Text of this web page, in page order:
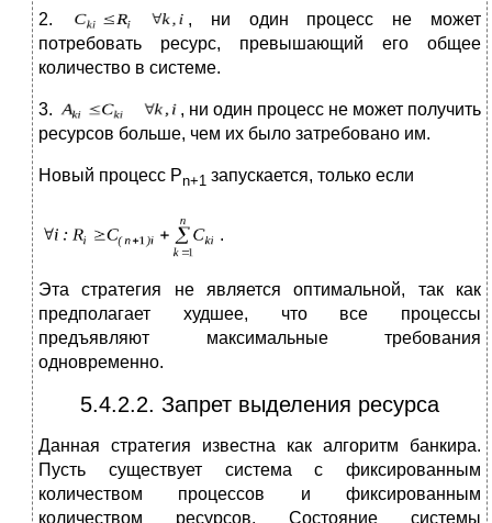
2.
, ни один процесс не может
потребовать ресурс, превышающий его общее
количество в системе.
3.
, ни один процесс не может получить
ресурсов больше, чем их было затребовано им.
Новый процесс Pn+1 запускается, только если
.
Эта стратегия не является оптимальной, так как
предполагает худшее, что все процессы
предъявляют максимальные требования
одновременно.
5.4.2.2. Запрет выделения ресурса
Данная стратегия известна как алгоритм банкира.
Пусть существует система с фиксированным
количеством процессов и фиксированным
количеством ресурсов. Состояние системы